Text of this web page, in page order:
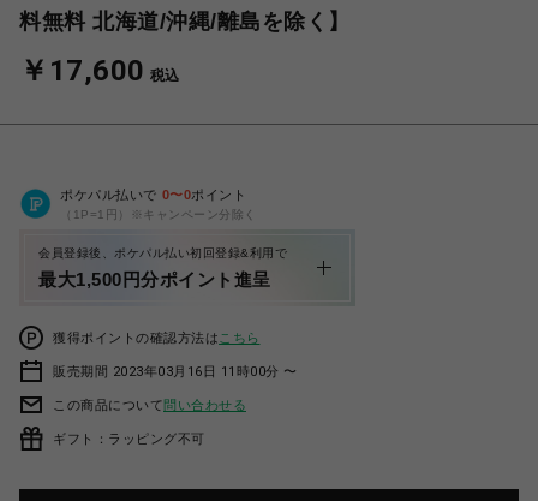
料無料 北海道/沖縄/離島を除く】
￥17,600 税込
ポケパル払いで 0〜0ポイント
（1P=1円）※キャンペーン分除く
会員登録後、ポケパル払い初回登録&利用で
最大1,500円分ポイント進呈
獲得ポイントの確認方法は こちら
販売期間 2023年03月16日 11時00分 〜
この商品について問い合わせる
ギフト：ラッピング不可